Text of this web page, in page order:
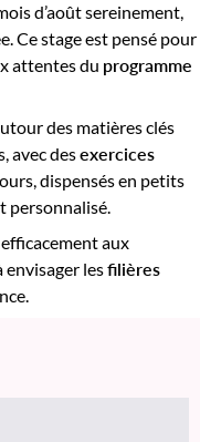
d’août sereinement,
Ce stage est pensé pour
attentes du programme
des matières clés
avec desexercices
dispensés en petits
personnalisé.
efficacement aux
envisager lesfilières